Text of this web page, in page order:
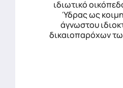
ιδιωτικό
Ύδρας ως
άγνωστου
δικαιοπαρόχων